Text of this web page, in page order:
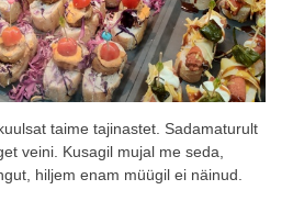
taime tajinastet. Sadamaturult
veini. Kusagil mujal me seda,
hiljem enam müügil ei näinud.